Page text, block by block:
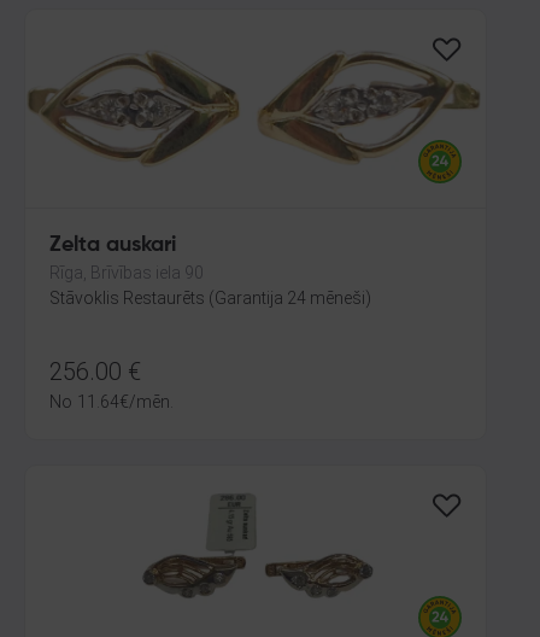
Zelta auskari
Rīga, Brīvības iela 90
Stāvoklis Restaurēts (Garantija 24 mēneši)
256.00 €
No 11.64€/mēn.